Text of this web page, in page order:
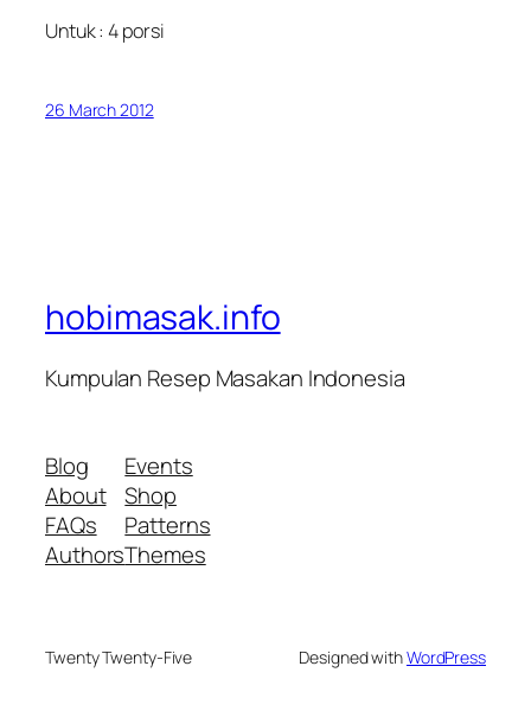
Untuk : 4 porsi
26 March 2012
hobimasak.info
Kumpulan Resep Masakan Indonesia
Blog
About
FAQs
Authors
Events
Shop
Patterns
Themes
Twenty Twenty-Five Designed withWordPress